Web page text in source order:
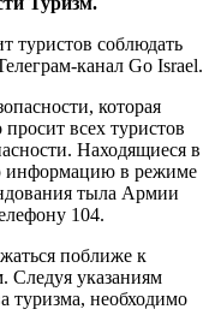
туристов соблюдать
канал Go Israel.
которая
всех туристов
Находящиеся в
информацию в режиме
тыла Армии
104.
поближе к
Следуя указаниям
туризма, необходимо